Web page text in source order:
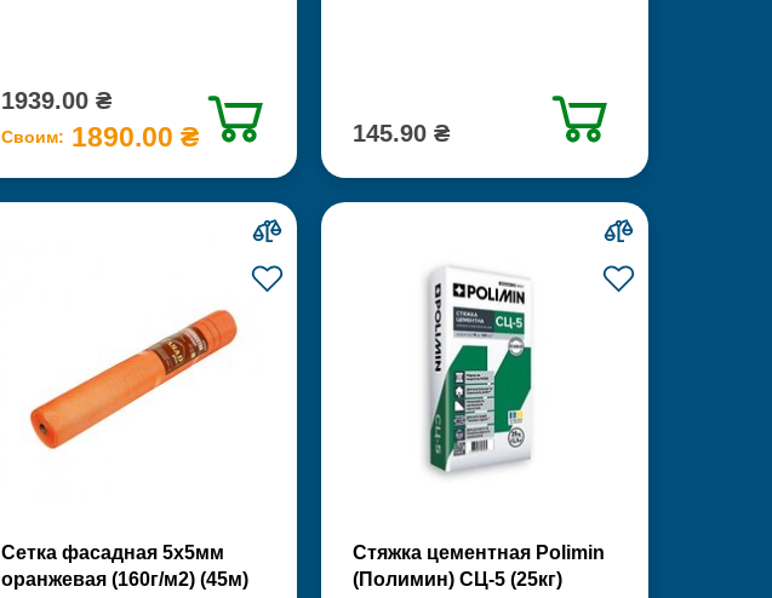
1939.00 ₴
Своим: 1890.00 ₴ 145.90 ₴
Сетка фасадная 5х5мм
оранжевая (160г/м2) (45м)
Стяжка цементная Polimin
(Полимин) СЦ-5 (25кг)